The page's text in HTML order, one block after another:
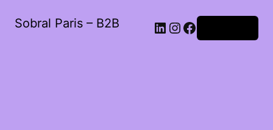
Sobral Paris – B2B LinkedIn
Instagram
Facebook